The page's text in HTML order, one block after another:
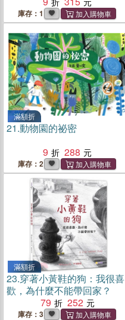
庫存：1
滿額折
21.動物園的祕密
9
288
庫存：2
滿額折
23.穿著小黃鞋的狗：我很喜
歡，為什麼不能帶回家？
79
252
庫存：3